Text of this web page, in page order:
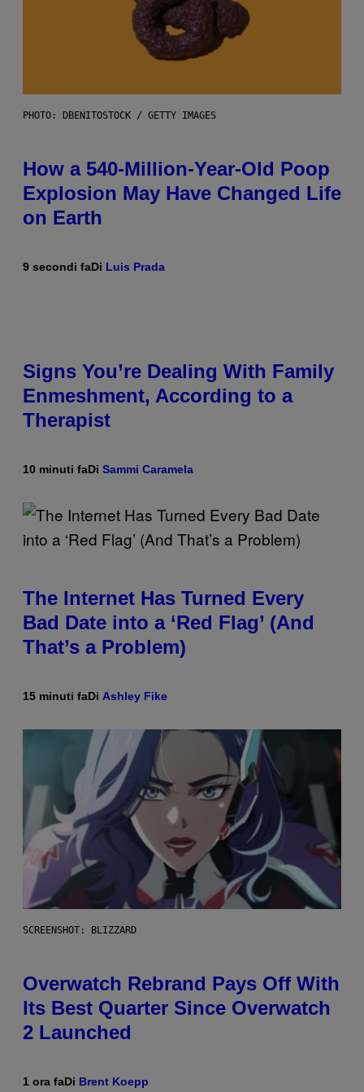
PHOTO: DBENITOSTOCK / GETTY IMAGES
How a 540-Million-Year-Old Poop
Explosion May Have Changed Life
on Earth
9 secondi faDi Luis Prada
Signs You’re Dealing With Family
Enmeshment, According to a
Therapist
10 minuti faDi Sammi Caramela
The Internet Has Turned Every
Bad Date into a ‘Red Flag’ (And
That’s a Problem)
15 minuti faDi Ashley Fike
SCREENSHOT: BLIZZARD
Overwatch Rebrand Pays Off With
Its Best Quarter Since Overwatch
2 Launched
1 ora faDi Brent Koepp